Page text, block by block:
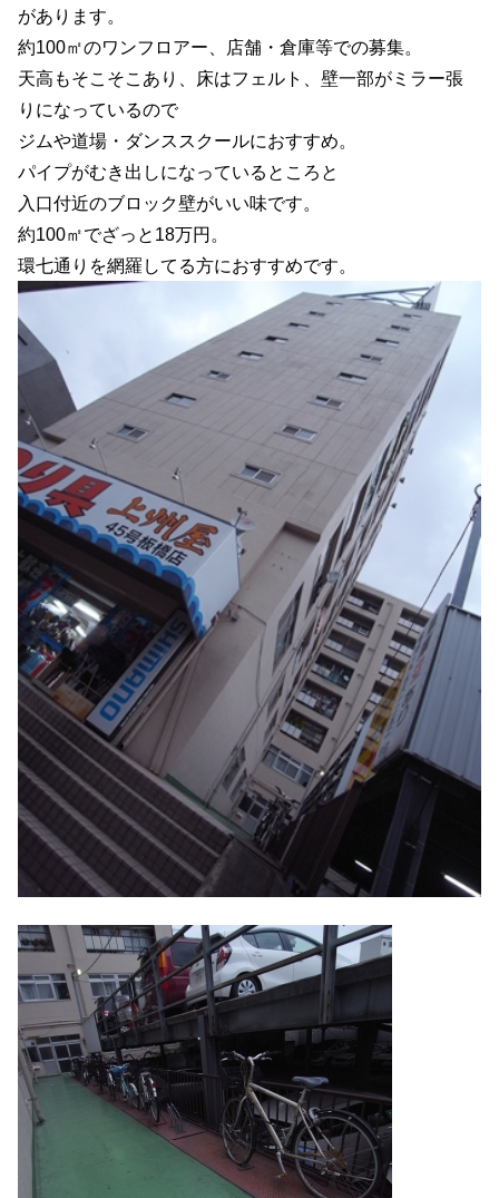
があります。
約100㎡のワンフロアー、店舗・倉庫等での募集。
天高もそこそこあり、床はフェルト、壁一部がミラー張
りになっているので
ジムや道場・ダンススクールにおすすめ。
パイプがむき出しになっているところと
入口付近のブロック壁がいい味です。
約100㎡でざっと18万円。
環七通りを網羅してる方におすすめです。